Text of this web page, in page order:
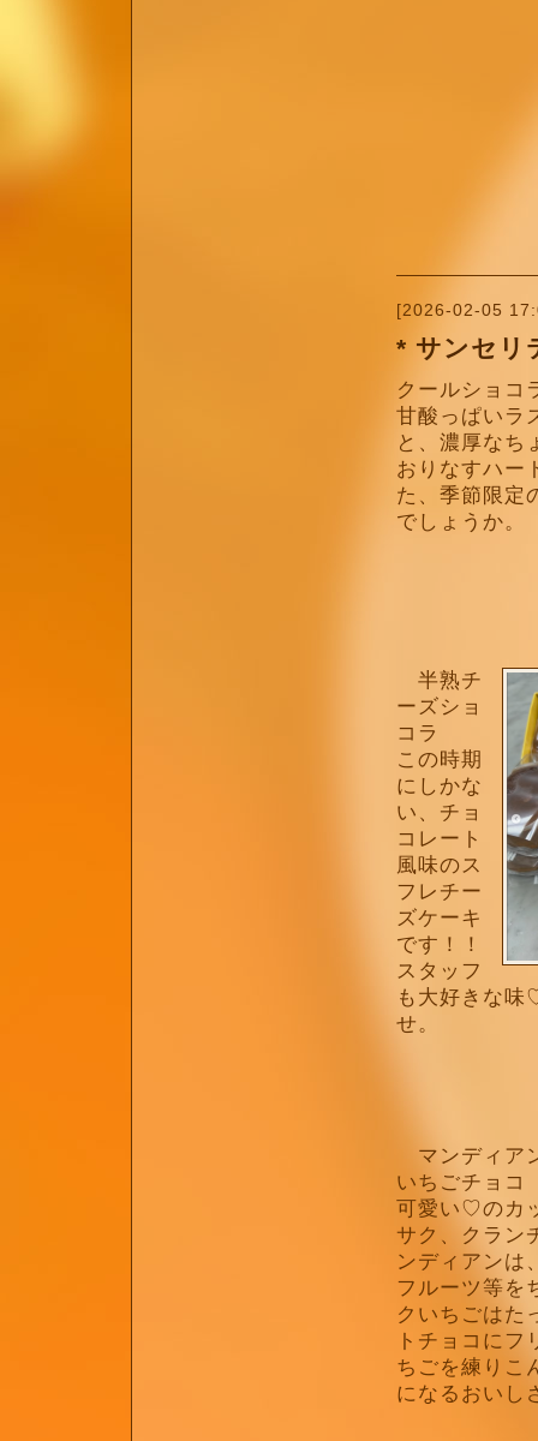
[2026-02-05
* サンセリ
クールショコ
甘酸っぱいラ
と、濃厚なち
おりなすハー
た、季節限定
でしょうか。
半熟チ
ーズショ
コラ
この時期
にしかな
い、チョ
コレート
風味のス
フレチー
ズケーキ
です！！
スタッフ
も大好きな
せ。
マンディ
いちごチョコ
可愛い♡のカ
サク、クラン
ンディアンは
フルーツ等を
クいちごはた
トチョコにフ
ちごを練りこ
になるおいし